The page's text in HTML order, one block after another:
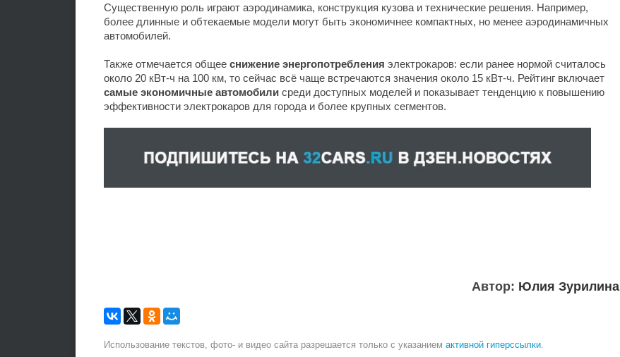
Существенную роль играют аэродинамика, конструкция кузова и технические решения. Например,
более длинные и обтекаемые модели могут быть экономичнее компактных, но менее аэродинамичных
автомобилей.
Также отмечается общее снижение энергопотребления электрокаров: если ранее нормой считалось
около 20 кВт-ч на 100 км, то сейчас всё чаще встречаются значения около 15 кВт-ч. Рейтинг включает
самые экономичные автомобили среди доступных моделей и показывает тенденцию к повышению
эффективности электрокаров для города и более крупных сегментов.
Автор: Юлия Зурилина
Использование текстов, фото- и видео сайта разрешается только с указанием активной гиперссылки.